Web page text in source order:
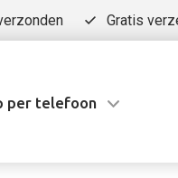
Gratis
per telefoon